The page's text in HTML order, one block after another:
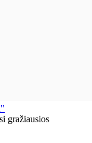
gražiausios